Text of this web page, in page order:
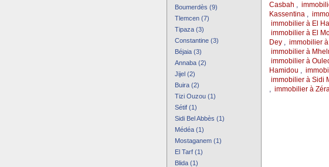
Boumerdès (9)
Tlemcen (7)
Tipaza (3)
Constantine (3)
Béjaia (3)
Annaba (2)
Jijel (2)
Buira (2)
Tizi Ouzou (1)
Sétif (1)
Sidi Bel Abbès (1)
Médéa (1)
Mostaganem (1)
El Tarf (1)
Blida (1)
Casbah ,
Kassentina,
immobilier à El
immobilier à El
Dey, immobilier
immobilier à
immobilier à
Hamidou ,
immobilier à Sidi
, immobilier à